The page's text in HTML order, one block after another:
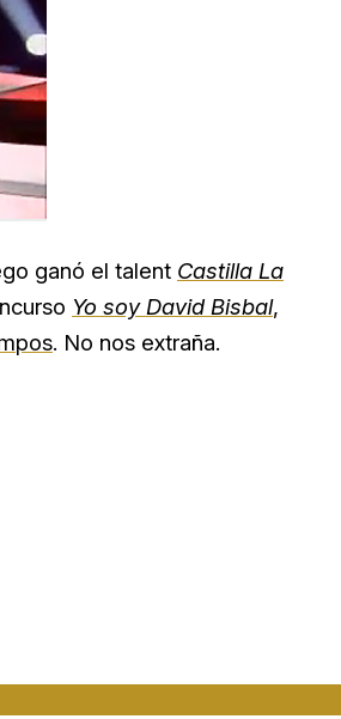
ganó el talent Castilla La
Yo soy David Bisbal,
. No nos extraña.